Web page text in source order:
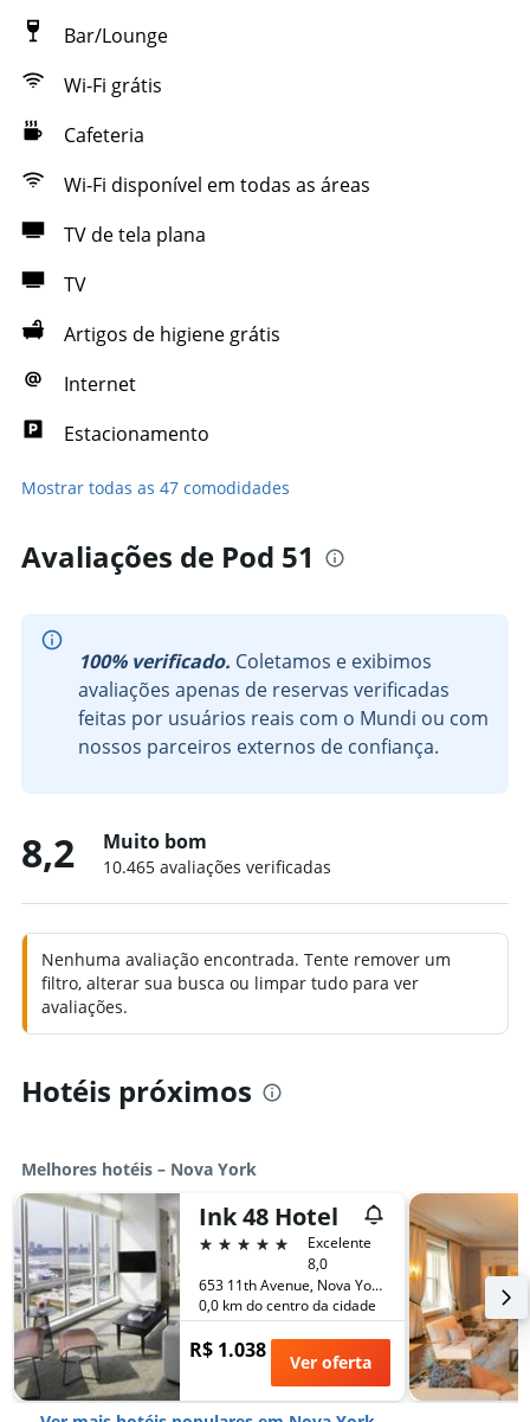
Bar/Lounge
Wi-Fi grátis
Cafeteria
Wi-Fi disponível em todas as áreas
TV de tela plana
TV
Artigos de higiene grátis
Internet
Estacionamento
Mostrar todas as 47 comodidades
Avaliações de Pod 51
100% verificado. Coletamos e exibimos
avaliações apenas de reservas verificadas
feitas por usuários reais com o Mundi ou com
nossos parceiros externos de confiança.
8,2 Muito bom
10.465 avaliações verificadas
Nenhuma avaliação encontrada. Tente remover um
filtro, alterar sua busca ou limpar tudo para ver
avaliações.
Hotéis próximos
Melhores hotéis – Nova York
Ink 48 Hotel
5 estrelas
Excelente
8,0
653 11th Avenue, Nova York, NY, Estados Unidos
0,0 km do centro da cidade
R$ 1.038 Ver oferta